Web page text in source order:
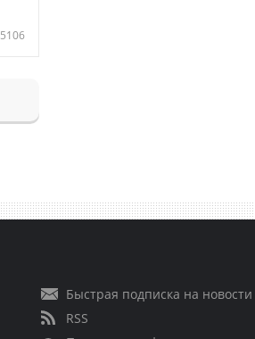
5106
Быстрая подписка на новости
RSS